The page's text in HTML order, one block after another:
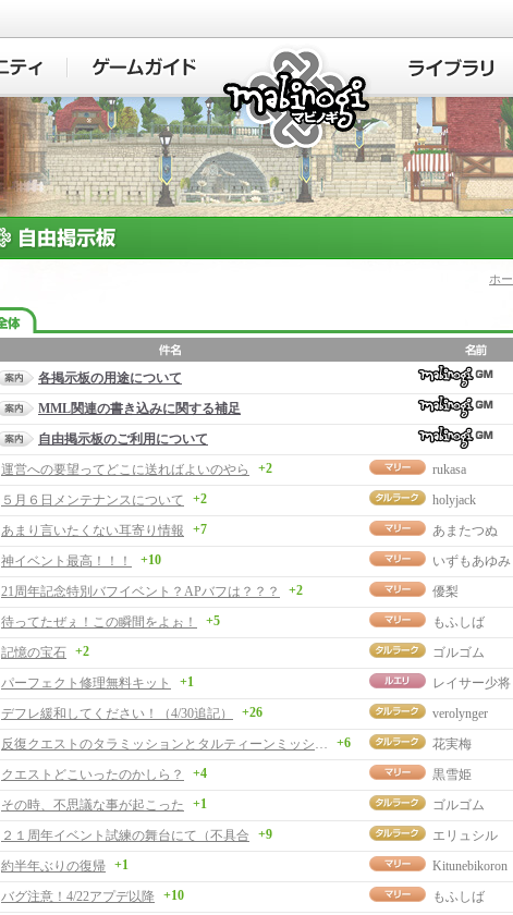
マビノギ
ホ
各掲示板の用途について
MML関連の書き込みに関する補足
自由掲示板のご利用について
運営への要望ってどこに送ればよいのやら
+2 rukasa
５月６日メンテナンスについて
+2 holyjack
あまり言いたくない耳寄り情報
+7 あまたつぬ
神イベント最高！！！
+10 いずもあゆみ
21周年記念特別バフイベント？APバフは？？？
+2 優梨
待ってたぜぇ！この瞬間をよぉ！
+5 もふしば
記憶の宝石 +2 ゴルゴム
パーフェクト修理無料キット
+1 レイサー少将
デフレ緩和してください！（4/30追記）
+26 verolynger
反復クエストのタラミッションとタルティーンミッション
+6 花実梅
クエストどこいったのかしら？
+4 黒雪姫
その時、不思議な事が起こった
+1 ゴルゴム
２１周年イベント試練の舞台にて（不具合
+9 エリュシル
約半年ぶりの復帰 +1 Kitunebikoron
バグ注意！4/22アプデ以降 +10 もふしば